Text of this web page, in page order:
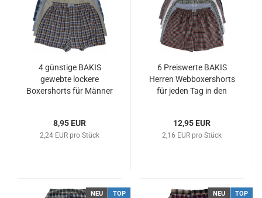
4 günstige BAKIS
gewebte lockere
Boxershorts für Männer
8,95 EUR
2,24 EUR pro Stück
6 Preiswerte BAKIS
Herren Webboxershorts
für jeden Tag in den
12,95 EUR
2,16 EUR pro Stück
NEU TOP NEU TOP